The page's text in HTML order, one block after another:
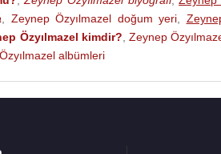
Zeynep Özyılmazel doğum yeri
Özyılmazel kimdir? Zeynep
albümleri